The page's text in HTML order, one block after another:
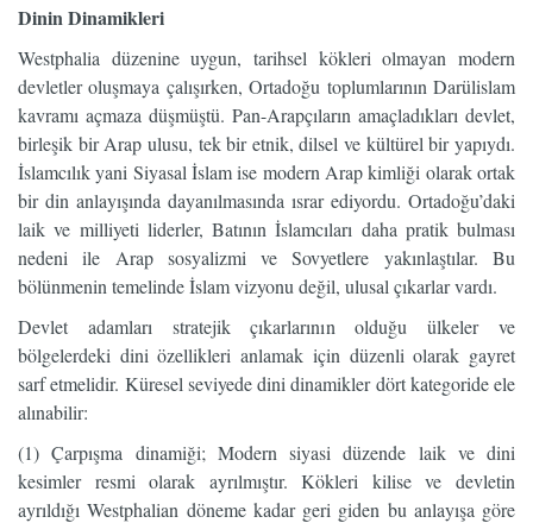
Dinin Dinamikleri
Westphalia düzenine uygun, tarihsel kökleri olmayan modern
devletler oluşmaya çalışırken, Ortadoğu toplumlarının Darülislam
kavramı açmaza düşmüştü. Pan-Arapçıların amaçladıkları devlet,
birleşik bir Arap ulusu, tek bir etnik, dilsel ve kültürel bir yapıydı.
İslamcılık yani Siyasal İslam ise modern Arap kimliği olarak ortak
bir din anlayışında dayanılmasında ısrar ediyordu. Ortadoğu’daki
laik ve milliyeti liderler, Batının İslamcıları daha pratik bulması
nedeni ile Arap sosyalizmi ve Sovyetlere yakınlaştılar. Bu
bölünmenin temelinde İslam vizyonu değil, ulusal çıkarlar vardı.
Devlet adamları stratejik çıkarlarının olduğu ülkeler ve
bölgelerdeki dini özellikleri anlamak için düzenli olarak gayret
sarf etmelidir. Küresel seviyede dini dinamikler dört kategoride ele
alınabilir:
(1) Çarpışma dinamiği; Modern siyasi düzende laik ve dini
kesimler resmi olarak ayrılmıştır. Kökleri kilise ve devletin
ayrıldığı Westphalian döneme kadar geri giden bu anlayışa göre